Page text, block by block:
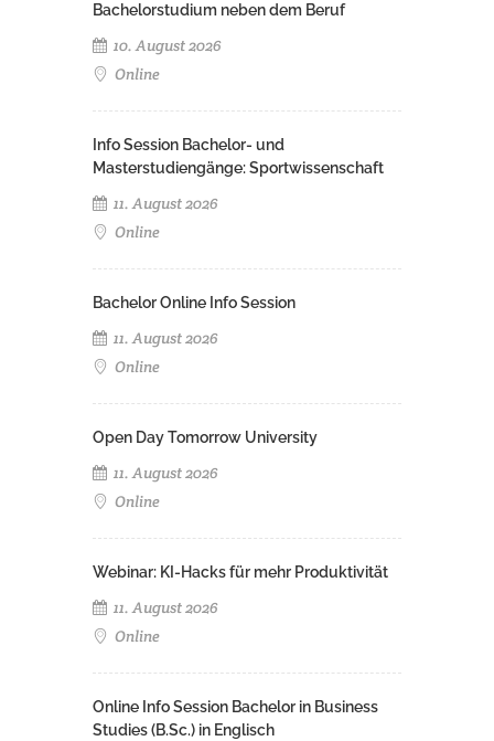
Bachelorstudium neben dem Beruf
10. August 2026
Online
Info Session Bachelor- und
Masterstudiengänge: Sportwissenschaft
11. August 2026
Online
Bachelor Online Info Session
11. August 2026
Online
Open Day Tomorrow University
11. August 2026
Online
Webinar: KI-Hacks für mehr Produktivität
11. August 2026
Online
Online Info Session Bachelor in Business
Studies (B.Sc.) in Englisch